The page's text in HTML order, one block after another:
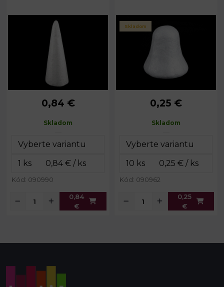
Priemer:
9,5 cm
0,84 €
Skladom
Kód: 090990
0,84
€
Priemer:
6,5 cm
Skladom
0,25 €
Skladom
Kód: 090962
0,25
€